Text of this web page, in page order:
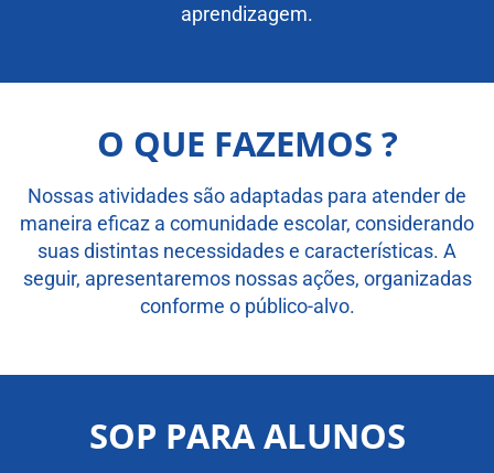
aprendizagem.
O QUE FAZEMOS ?
Nossas atividades são adaptadas para atender de
maneira eficaz a comunidade escolar, considerando
suas distintas necessidades e características. A
seguir, apresentaremos nossas ações, organizadas
conforme o público-alvo.
SOP PARA ALUNOS